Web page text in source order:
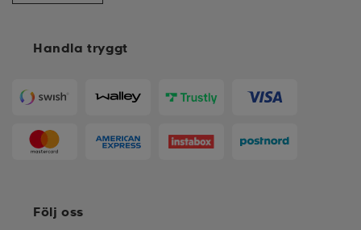
Handla tryggt
Följ oss